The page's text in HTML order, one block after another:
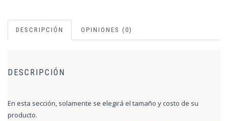
DESCRIPCIÓN OPINIONES (0)
DESCRIPCIÓN
En esta sección, solamente se elegirá el tamaño y costo de su
producto.